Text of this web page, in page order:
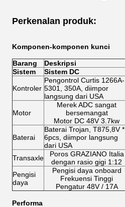
Perkenalan produk:
Komponen-komponen kunci
Barang
Deskripsi
Sistem
Sistem DC
Kontroler
Pengontrol Curtis 1266A-
5301, 350A, diimpor
langsung dari USA
Motor
Merek ADC sangat
bersemangat
Motor DC 48V 3.7kw
Baterai
Baterai Trojan, T875,8V *
6pcs, diimpor langsung
dari USA
Transaxle
Poros GRAZIANO Italia
dengan rasio gigi 1:12
Pengisi
daya
Pengisi daya onboard
Frekuensi Tinggi
Pengatur 48V / 17A
Performa